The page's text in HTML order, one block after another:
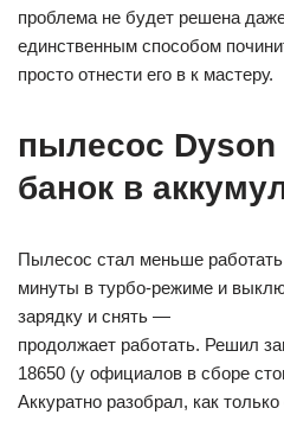
проблема не будет решена
единственным способом
просто отнести его в к мастеру.
пылесос Dyson
банок в
Пылесос стал меньше
минуты в турбо-режиме и
зарядку и снять —
продолжает работать. Решил
18650 (у официалов в сборе
Аккуратно разобрал, как